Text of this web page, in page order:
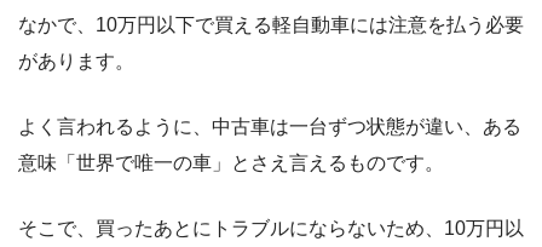
なかで、10万円以下で買える軽自動車には注意を払う必要
があります。
よく言われるように、中古車は一台ずつ状態が違い、ある
意味「世界で唯一の車」とさえ言えるものです。
そこで、買ったあとにトラブルにならないため、10万円以